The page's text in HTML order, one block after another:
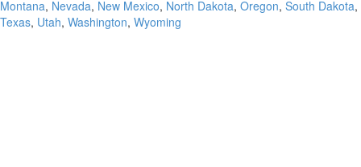
Montana, Nevada, New Mexico, North Dakota, Oregon, South Dakota,
Texas, Utah, Washington, Wyoming